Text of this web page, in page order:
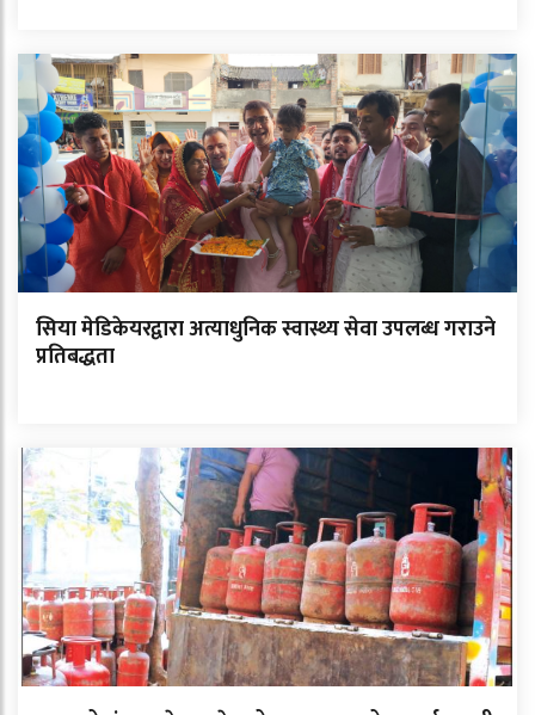
सिया मेडिकेयरद्वारा अत्याधुनिक स्वास्थ्य सेवा उपलब्ध गराउने
प्रतिबद्धता